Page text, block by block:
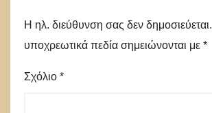
Η ηλ. διεύθυνση σας δεν δημοσιεύεται.
υποχρεωτικά πεδία σημειώνονται με *
Σχόλιο *